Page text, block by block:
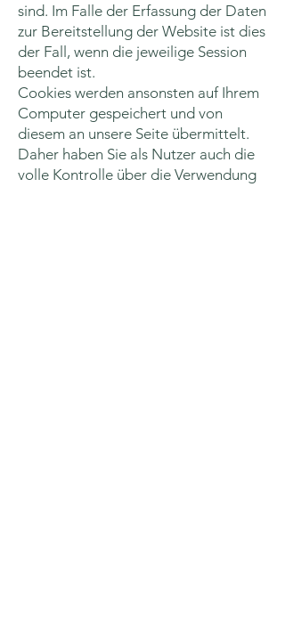
sind. Im Falle der Erfassung der Daten
zur Bereitstellung der Website ist dies
der Fall, wenn die jeweilige Session
beendet ist.
Cookies werden ansonsten auf Ihrem
Computer gespeichert und von
diesem an unsere Seite übermittelt.
Daher haben Sie als Nutzer auch die
volle Kontrolle über die Verwendung